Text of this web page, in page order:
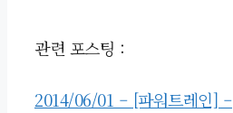
관련 포스팅 :
2014/06/01 – [파워트레인] –